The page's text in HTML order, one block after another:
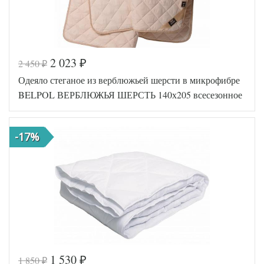
Код товара
Артикул
BP46071457
55152
Ширина х
Длина
140х205
(1,5-сп)
Сезонность
Наполнитель
Полиэфир
Производитель
(Россия)
2 450₽ 2 023 ₽
Одеяло стеганое из верблюжьей шерсти в микрофибре
BELPOL ВЕРБЛЮЖЬЯ ШЕРСТЬ 140х205 всесезонное
-17%
1 850₽ 1 530 ₽